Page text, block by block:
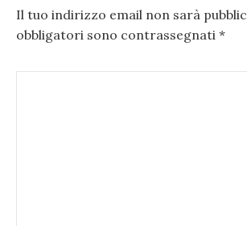
Il tuo indirizzo email non sarà
obbligatori sono contrassegnati *